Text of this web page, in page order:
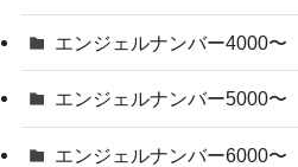
エンジェルナンバー4000〜
エンジェルナンバー5000〜
エンジェルナンバー6000〜